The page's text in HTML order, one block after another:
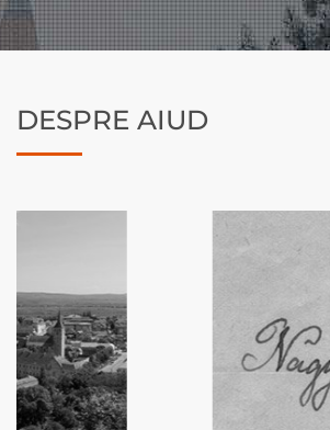
DESPRE AIUD